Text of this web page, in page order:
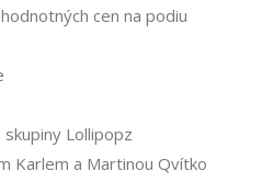
cen na podiu
Lollipopz
Karlem a Martinou Qvítko